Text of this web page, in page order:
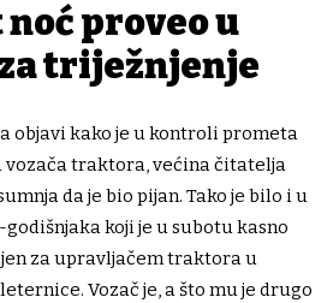
proveo u
triježnjenje
objavi kako je u kontroli prometa
vozača traktora, većina čitatelja
da je bio pijan. Tako je bilo i u
koji je u subotu kasno
za upravljačem traktora u
Vozač je, a što mu je drugo